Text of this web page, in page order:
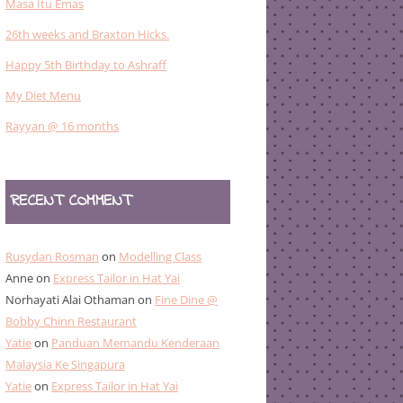
Masa Itu Emas
26th weeks and Braxton Hicks.
Happy 5th Birthday to Ashraff
My Diet Menu
Rayyan @ 16 months
RECENT COMMENT
Rusydan Rosman on Modelling Class
Anneon Express Tailor in Hat Yai
Norhayati Alai Othaman on Fine Dine @
Bobby Chinn Restaurant
Yatieon Panduan Memandu Kenderaan
Malaysia Ke Singapura
Yatieon Express Tailor in Hat Yai